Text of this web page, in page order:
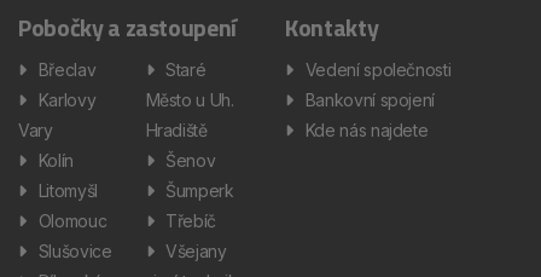
Pobočky a zastoupení
Břeclav
Karlovy
Vary
Kolín
Litomyšl
Olomouc
Slušovice
Staré
Město u Uh.
Hradiště
Šenov
Šumperk
Třebíč
Všejany
Kontakty
Vedení společnosti
Bankovní spojení
Kde nás najdete